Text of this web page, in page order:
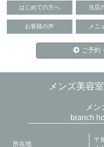
はじめての方へ 当店
お客様の声 メニ
ご予約
メンズ美容
メン
branch
所在地
〒